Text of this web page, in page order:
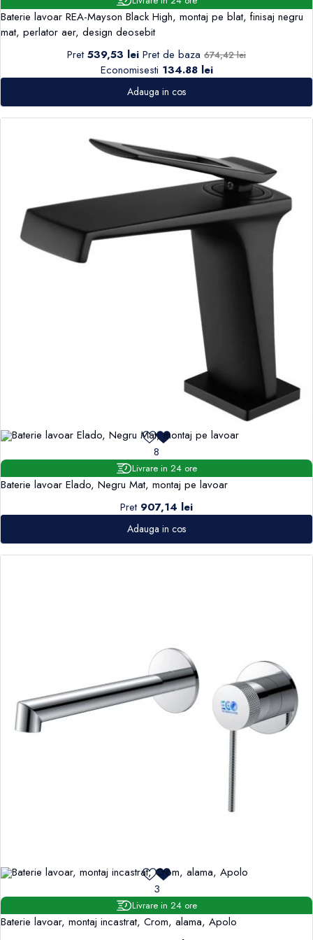
Baterie lavoar REA-Mayson Black High, montaj pe blat, finisaj negru
mat, perlator aer, design deosebit
Pret 539,53 lei Pret de baza 674,42 lei
Economisesti 134.88 lei
Adauga in cos
8
Livrare in 24 ore
Baterie lavoar Elado, Negru Mat, montaj pe lavoar
Pret 907,14 lei
Adauga in cos
3
Livrare in 24 ore
Baterie lavoar, montaj incastrat, Crom, alama, Apolo